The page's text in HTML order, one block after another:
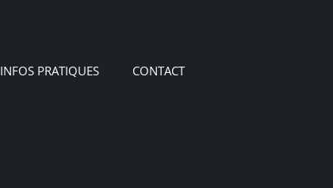
INFOS PRATIQUES CONTACT